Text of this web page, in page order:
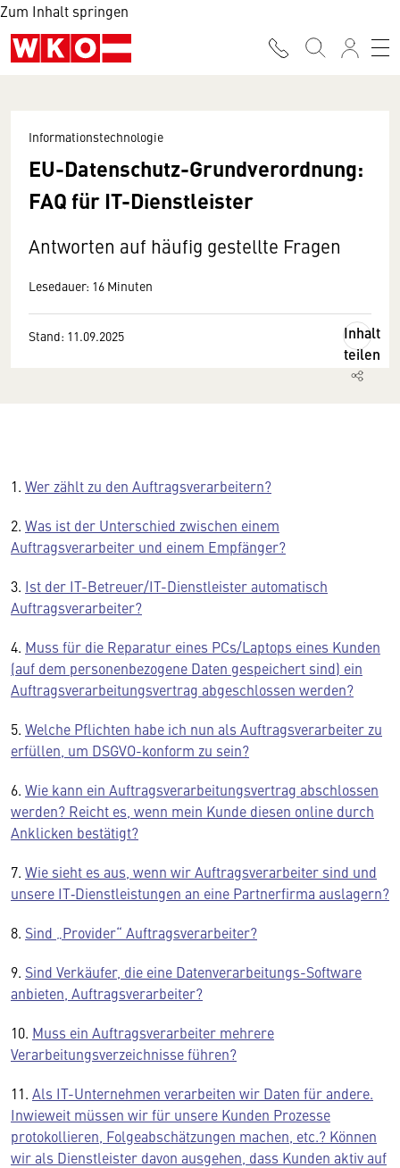
Zum Inhalt springen
Informationstechnologie
EU-Datenschutz-Grundverordnung:
FAQ für IT-Dienstleister
Antworten auf häufig gestellte Fragen
Lesedauer: 16 Minuten
Stand: 11.09.2025
Inhalt
teilen
1. Wer zählt zu den Auftragsverarbeitern?
2. Was ist der Unterschied zwischen einem
Auftragsverarbeiter und einem Empfänger?
3. Ist der IT-Betreuer/IT-Dienstleister automatisch
Auftragsverarbeiter?
4. Muss für die Reparatur eines PCs/Laptops eines Kunden
(auf dem personenbezogene Daten gespeichert sind) ein
Auftragsverarbeitungsvertrag abgeschlossen werden?
5. Welche Pflichten habe ich nun als Auftragsverarbeiter zu
erfüllen, um DSGVO-konform zu sein?
6. Wie kann ein Auftragsverarbeitungsvertrag abschlossen
werden? Reicht es, wenn mein Kunde diesen online durch
Anklicken bestätigt?
7. Wie sieht es aus, wenn wir Auftragsverarbeiter sind und
unsere IT‑Dienstleistungen an eine Partnerfirma auslagern?
8. Sind „Provider“ Auftragsverarbeiter?
9. Sind Verkäufer, die eine Datenverarbeitungs-Software
anbieten, Auftragsverarbeiter?
10. Muss ein Auftragsverarbeiter mehrere
Verarbeitungsverzeichnisse führen?
11. Als IT-Unternehmen verarbeiten wir Daten für andere.
Inwieweit müssen wir für unsere Kunden Prozesse
protokollieren, Folgeabschätzungen machen, etc.? Können
wir als Dienstleister davon ausgehen, dass Kunden aktiv auf